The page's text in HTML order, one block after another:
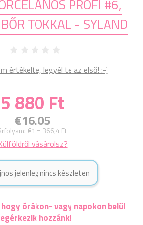
PROFI #6,
TOKKAL - SYLAND
értékelte, legyél te az első! :-)
5 880 Ft
€16.05
€1 = 366,4 Ft
vásárolsz?
jelenleg nincs készleten
órákon- vagy napokon belül
hozzánk!